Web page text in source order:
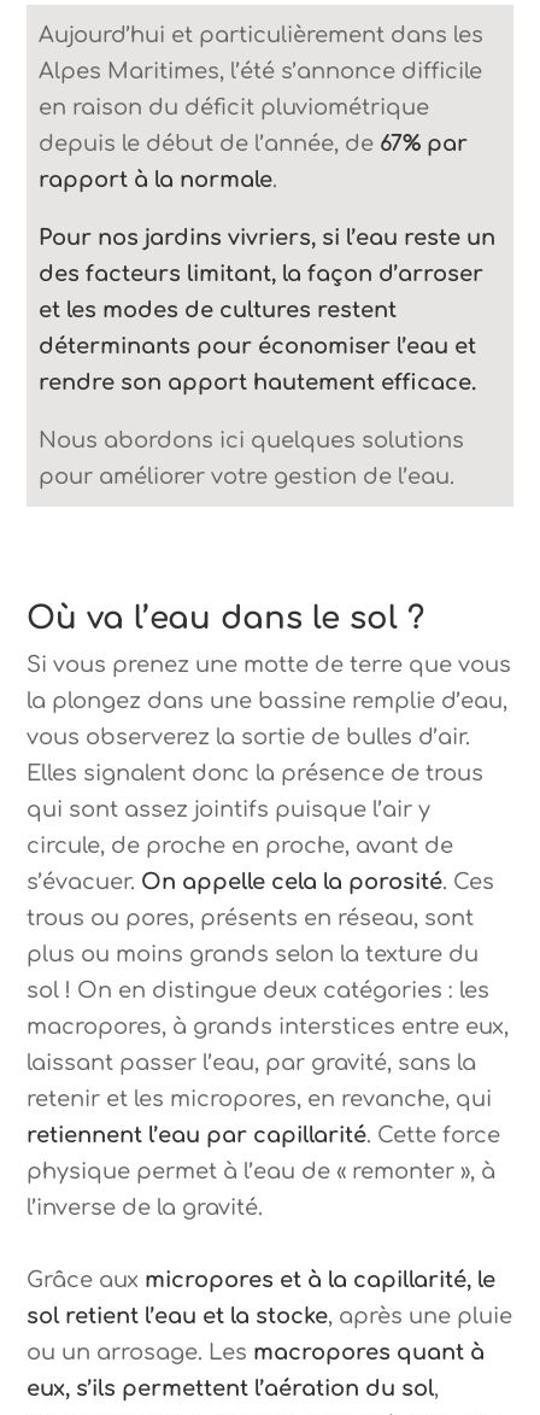
Aujourd’hui et particulièrement dans les
Alpes Maritimes, l’été s’annonce difficile
en raison du déficit pluviométrique
depuis le début de l’année, de 67% par
rapport à la normale.
Pour nos jardins vivriers, si l’eau reste un
des facteurs limitant, la façon d’arroser
et les modes de cultures restent
déterminants pour économiser l’eau et
rendre son apport hautement efficace.
Nous abordons ici quelques solutions
pour améliorer votre gestion de l’eau.
Où va l’eau dans le sol ?
Si vous prenez une motte de terre que vous
la plongez dans une bassine remplie d’eau,
vous observerez la sortie de bulles d’air.
Elles signalent donc la présence de trous
qui sont assez jointifs puisque l’air y
circule, de proche en proche, avant de
s’évacuer. On appelle cela la porosité. Ces
trous ou pores, présents en réseau, sont
plus ou moins grands selon la texture du
sol ! On en distingue deux catégories : les
macropores, à grands interstices entre eux,
laissant passer l’eau, par gravité, sans la
retenir et les micropores, en revanche, qui
retiennent l’eau par capillarité. Cette force
physique permet à l’eau de « remonter », à
l’inverse de la gravité.
Grâce aux micropores et à la capillarité, le
sol retient l’eau et la stocke, après une pluie
ou un arrosage. Les macropores quant à
eux, s’ils permettent l’aération du sol,